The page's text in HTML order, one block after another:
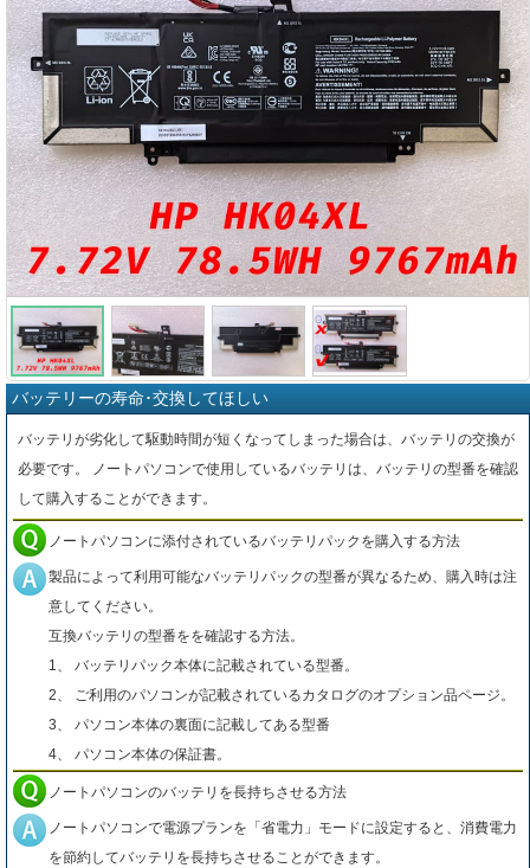
バッテリーの寿命･交換してほしい
バッテリが劣化して駆動時間が短くなってしまった場合は、バッテリの交換が
必要です。 ノートパソコンで使用しているバッテリは、バッテリの型番を確認
して購入することができます。
ノートパソコンに添付されているバッテリパックを購入する方法
製品によって利用可能なバッテリパックの型番が異なるため、購入時は注
意してください。
互換バッテリの型番をを確認する方法。
1、 バッテリパック本体に記載されている型番。
2、 ご利用のパソコンが記載されているカタログのオプション品ページ。
3、 パソコン本体の裏面に記載してある型番
4、 パソコン本体の保証書。
ノートパソコンのバッテリを長持ちさせる方法
ノートパソコンで電源プランを「省電力」モードに設定すると、消費電力
を節約してバッテリを長持ちさせることができます。